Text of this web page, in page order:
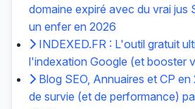
domaine expiré avec du vrai jus
un enfer en 2026
INDEXED.FR : L'outil gratuit
l'indexation Google (et booster
Blog SEO, Annuaires et CP
de survie (et de performance)